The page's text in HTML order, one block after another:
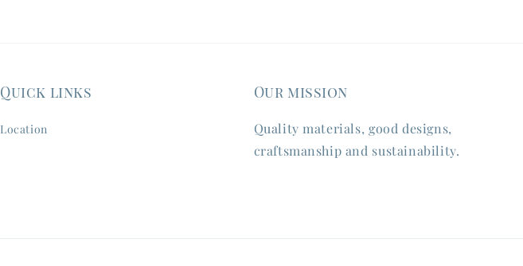
Quick links
Location
Our mission
Quality materials, good designs,
craftsmanship and sustainability.